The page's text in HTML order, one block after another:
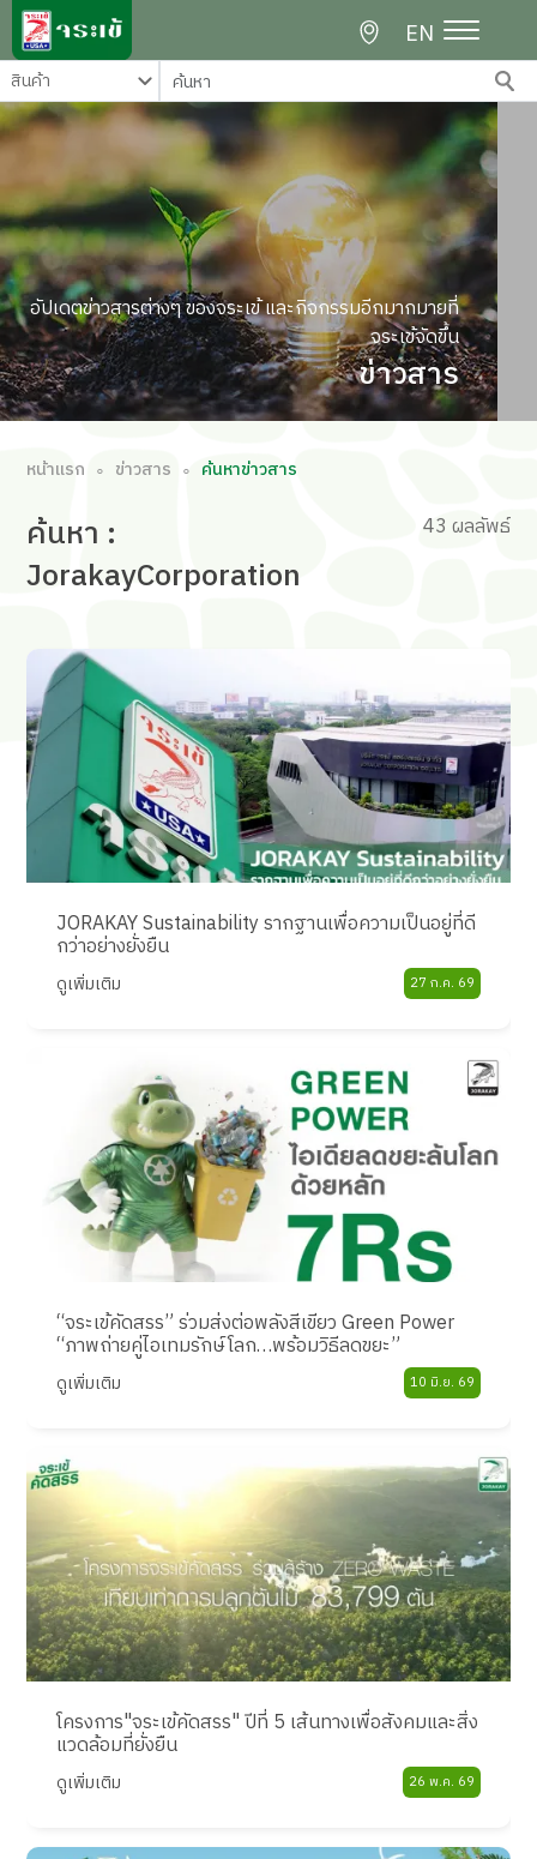
EN
อัปเดตข่าวสารต่างๆ ของจระเข้ และกิจกรรมอีกมากมายที่
จระเข้จัดขึ้น
ข่าวสาร
หน้าแรก ∘ ข่าวสาร ∘ ค้นหาข่าวสาร
ค้นหา :
JorakayCorporation
43 ผลลัพธ์
JORAKAY Sustainability รากฐานเพื่อความเป็นอยู่ที่ดี
กว่าอย่างยั่งยืน
ดูเพิ่มเติม 27 ก.ค. 69
“จระเข้คัดสรร” ร่วมส่งต่อพลังสีเขียว Green Power
“ภาพถ่ายคู่ไอเทมรักษ์โลก…พร้อมวิธีลดขยะ”
ดูเพิ่มเติม 10 มิ.ย. 69
โครงการ"จระเข้คัดสรร" ปีที่ 5 เส้นทางเพื่อสังคมและสิ่ง
แวดล้อมที่ยั่งยืน
ดูเพิ่มเติม 26 พ.ค. 69